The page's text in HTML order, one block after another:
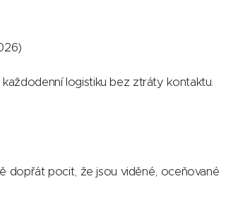
logistiku bez ztráty kontaktu.
dopřát pocit, že jsou viděné, oceňované